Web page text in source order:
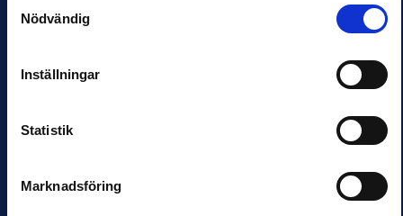
Nödvändig
Inställningar
Statistik
Marknadsföring
mästare i
Ligacupen Elit
“Nya” Ligacupen Elit har
Vi har spelat för att vinna
ungdomsmästerskap
Tre ungdomsmästerskap
2024. P16 Allsvenskan